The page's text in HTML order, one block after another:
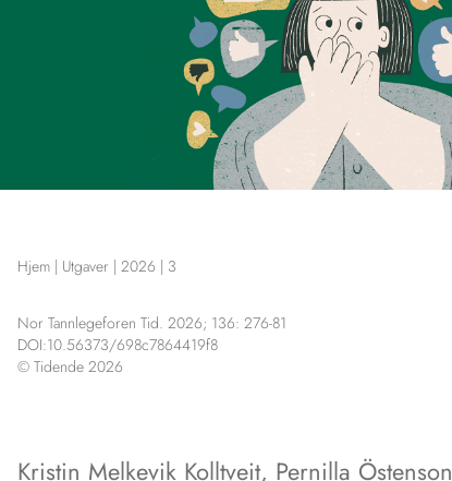
Hjem | Utgaver | 2026 | 3
Nor Tannlegeforen Tid. 2026; 136: 276-81
DOI:10.56373/698c7864419f8
© Tidende 2026
Kristin Melkevik Kolltveit, Pernilla Östenson